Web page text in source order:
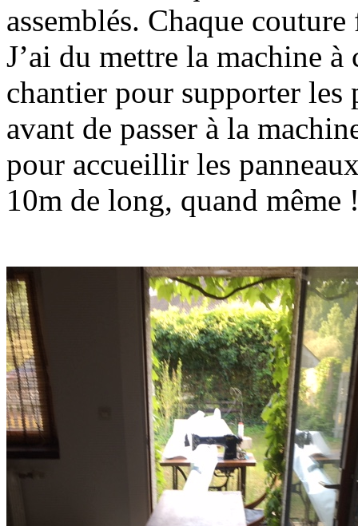
assemblés. Chaque
J’ai du mettre la machine
chantier pour supporter les
avant de passer à la
pour accueillir les
10m de long, quand